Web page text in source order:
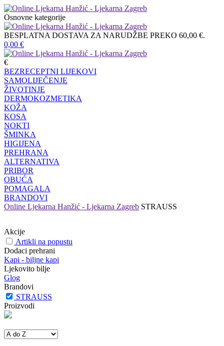
Osnovne kategorije
BESPLATNA DOSTAVA ZA NARUDŽBE PREKO 60,00 €.
0,00 €
€
BEZRECEPTNI LIJEKOVI
SAMOLIJEČENJE
ŽIVOTINJE
DERMOKOZMETIKA
KOŽA
KOSA
NOKTI
ŠMINKA
HIGIJENA
PREHRANA
ALTERNATIVA
PRIBOR
OBUĆA
POMAGALA
BRANDOVI
Online Ljekarna Hanžić - Ljekarna Zagreb STRAUSS
Akcije
Artikli na popustu
Dodaci prehrani
Kapi - biljne kapi
Ljekovito bilje
Glog
Brandovi
STRAUSS
Proizvodi